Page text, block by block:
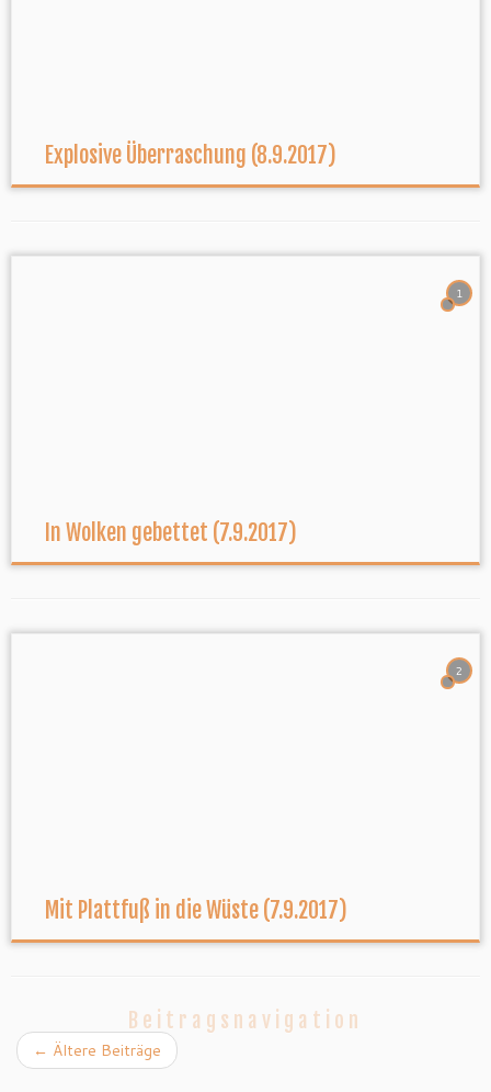
Explosive Überraschung (8.9.2017)
1
In Wolken gebettet (7.9.2017)
2
Mit Plattfuß in die Wüste (7.9.2017)
Beitragsnavigation
← Ältere Beiträge